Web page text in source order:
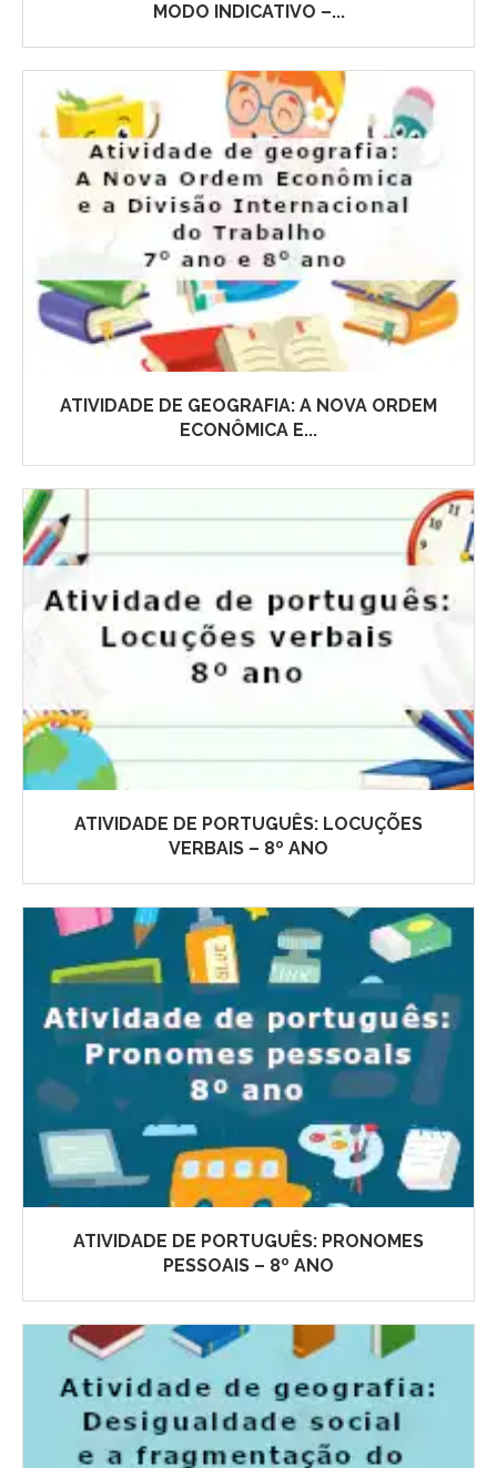
MODO INDICATIVO –...
ATIVIDADE DE GEOGRAFIA: A NOVA ORDEM
ECONÔMICA E...
ATIVIDADE DE PORTUGUÊS: LOCUÇÕES
VERBAIS – 8º ANO
ATIVIDADE DE PORTUGUÊS: PRONOMES
PESSOAIS – 8º ANO